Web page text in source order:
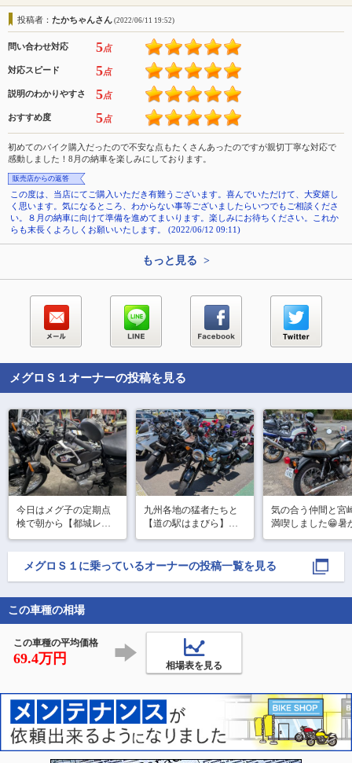
投稿者： たかちゃんさん (2022/06/11 19:52)
問い合わせ対応 5点
対応スピード 5点
説明のわかりやすさ 5点
おすすめ度 5点
初めてのバイク購入だったので不安な点もたくさんあったのですが親切丁寧な対応で
感動しました！8月の納車を楽しみにしております。
販売店からの返答
この度は、当店にてご購入いただき有難うございます。喜んでいただけて、大変嬉し
く思います。気になるところ、わからない事等ございましたらいつでもご相談くださ
い。８月の納車に向けて準備を進めてまいります。楽しみにお待ちください。これか
らも末長くよろしくお願いいたします。 (2022/06/12 09:11)
もっと見る >
メグロＳ１ オーナーの投稿を見る
今日はメグ子の定期点
検で朝から【都城レッ
ドバロン】へ来てます
バイク屋に来ると色ん
バイクがあって退屈し
なぁ〜なんて😅
九州各地の猛者たちと
【道の駅はまびら】で
休憩😁
気の合う仲間と宮
満喫しました😁暑
たけど楽しい１日
ごせました😊
メグロＳ１ に乗っているオーナーの投稿一覧を見る
この車種の相場
この車種の平均価格
69.4万円 相場表を見る